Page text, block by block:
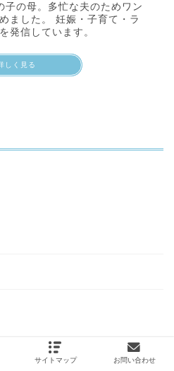
子の母。多忙な夫のためワン
ました。 妊娠・子育て・ラ
発信しています。
しく見る
サイトマップ お問い合わせ